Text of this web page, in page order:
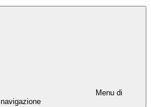
Menu di
navigazione